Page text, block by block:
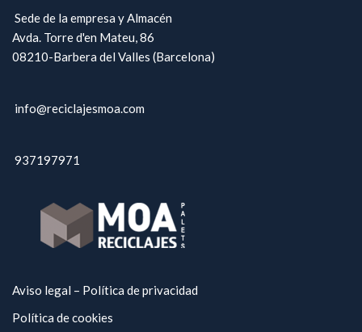
Sede de la empresa y Almacén
Avda. Torre d'en Mateu, 86
08210-Barbera del Valles (Barcelona)
info@reciclajesmoa.com
937197971
Aviso legal – Política de privacidad
Política de cookies